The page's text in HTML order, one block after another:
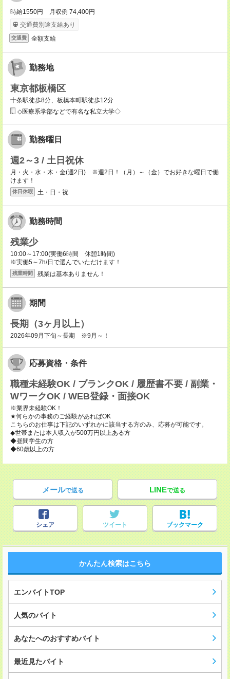
時給1550円 月収例 74,400円
交通費別途支給あり
交通費 全額支給
勤務地
東京都板橋区
十条駅徒歩8分、板橋本町駅徒歩12分
◇医療系学部などで有名な私立大学◇
勤務曜日
週2～3 / 土日祝休
月・火・水・木・金(週2日) ※週2日！（月）～（金）でお好きな曜日で働
けます！
休日休暇 土・日・祝
勤務時間
残業少
10:00～17:00(実働6時間 休憩1時間)
※実働5～7h/日で選んでいただけます！
残業時間 残業は基本ありません！
期間
長期（3ヶ月以上）
2026年09月下旬～長期 ※9月～！
応募資格・条件
職種未経験OK / ブランクOK / 履歴書不要 / 副業・
WワークOK / WEB登録・面接OK
※業界未経験OK！
★何らかの事務のご経験があればOK
こちらのお仕事は下記のいずれかに該当する方のみ、応募が可能です。
◆世帯または本人収入が500万円以上ある方
◆昼間学生の方
◆60歳以上の方
メールで送る LINEで送る
シェア ツイート ブックマーク
かんたん検索はこちら
エンバイトTOP
人気のバイト
あなたへのおすすめバイト
最近見たバイト